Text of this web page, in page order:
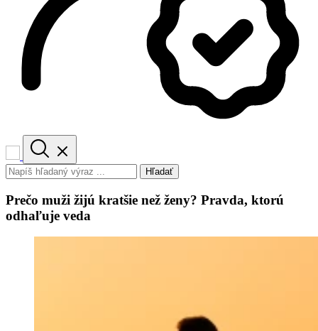
Hľadať
Prečo muži žijú kratšie než ženy? Pravda, ktorú
odhaľuje veda